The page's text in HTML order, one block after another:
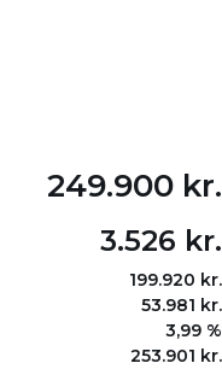
249.900 kr.
3.526 kr.
199.920 kr.
53.981 kr.
3,99 %
253.901 kr.